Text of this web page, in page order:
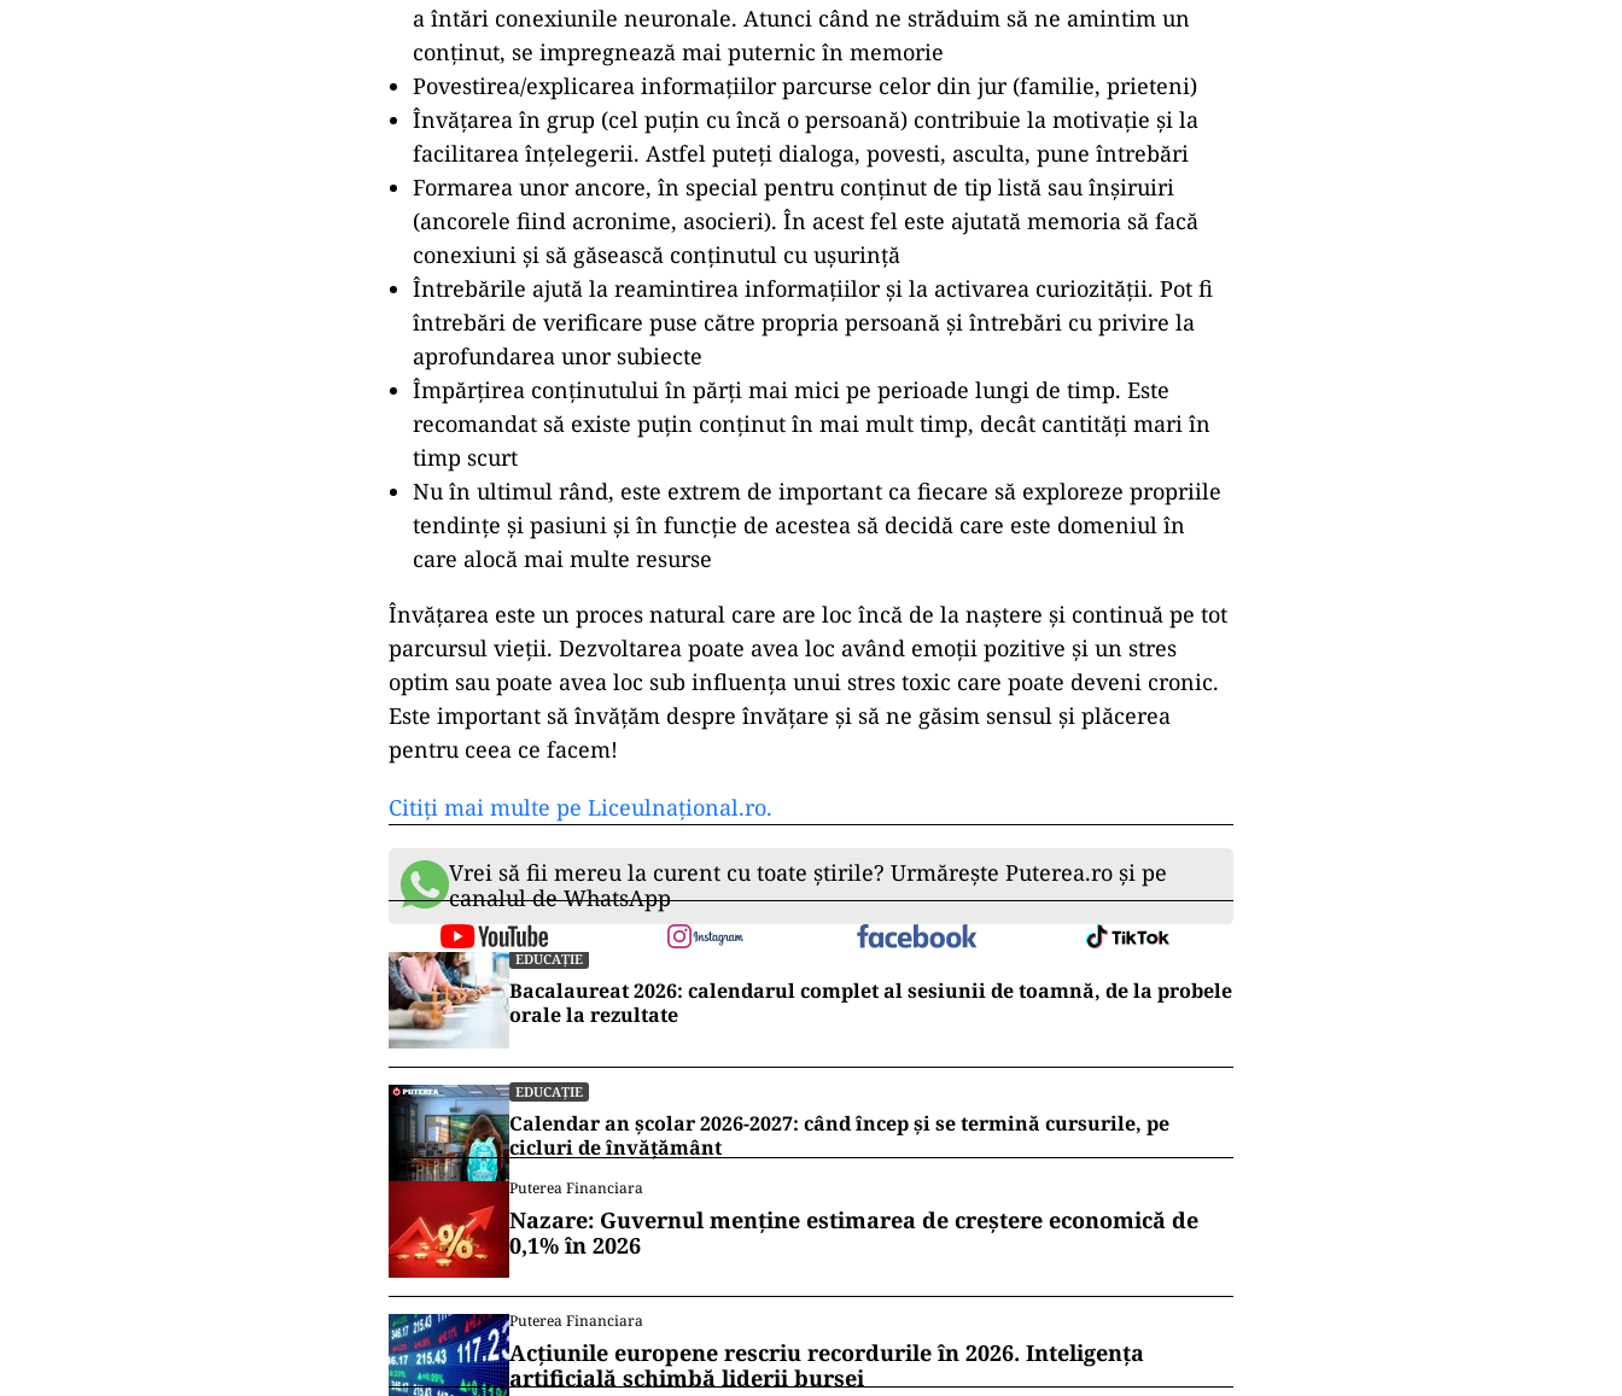
a întări conexiunile neuronale. Atunci când ne străduim să ne amintim un
conținut, se impregnează mai puternic în memorie
Povestirea/explicarea informațiilor parcurse celor din jur (familie, prieteni)
Învățarea în grup (cel puțin cu încă o persoană) contribuie la motivație și la
facilitarea înțelegerii. Astfel puteți dialoga, povesti, asculta, pune întrebări
Formarea unor ancore, în special pentru conținut de tip listă sau înșiruiri
(ancorele fiind acronime, asocieri). În acest fel este ajutată memoria să facă
conexiuni și să găsească conținutul cu ușurință
Întrebările ajută la reamintirea informațiilor și la activarea curiozității. Pot fi
întrebări de verificare puse către propria persoană și întrebări cu privire la
aprofundarea unor subiecte
Împărțirea conținutului în părți mai mici pe perioade lungi de timp. Este
recomandat să existe puțin conținut în mai mult timp, decât cantități mari în
timp scurt
Nu în ultimul rând, este extrem de important ca fiecare să exploreze propriile
tendințe și pasiuni și în funcție de acestea să decidă care este domeniul în
care alocă mai multe resurse
Învățarea este un proces natural care are loc încă de la naștere și continuă pe tot
parcursul vieții. Dezvoltarea poate avea loc având emoții pozitive și un stres
optim sau poate avea loc sub influența unui stres toxic care poate deveni cronic.
Este important să învățăm despre învățare și să ne găsim sensul și plăcerea
pentru ceea ce facem!
Citiți mai multe pe Liceulnațional.ro.
Vrei să fii mereu la curent cu toate știrile? Urmărește Puterea.ro și pe
canalul de WhatsApp
EDUCAȚIE
Bacalaureat 2026: calendarul complet al sesiunii de toamnă, de la probele
orale la rezultate
EDUCAȚIE
Calendar an școlar 2026-2027: când încep și se termină cursurile, pe
cicluri de învățământ
Puterea Financiara
Nazare: Guvernul menține estimarea de creștere economică de
0,1% în 2026
Puterea Financiara
Acțiunile europene rescriu recordurile în 2026. Inteligența
artificială schimbă liderii bursei